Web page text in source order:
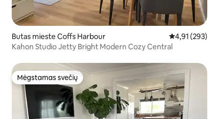
Butas mieste Coffs Harbour Vidutinis
4,91 (293)
Kahon Studio Jetty Bright Modern Cozy Central
Mėgstamas svečių
Mėgstamas svečių